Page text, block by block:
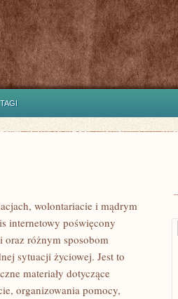
TAGI
wolontariacie i mądrym
internetowy poświęcony
oraz różnym sposobom
sytuacji życiowej. Jest to
materiały dotyczące
organizowania pomocy,